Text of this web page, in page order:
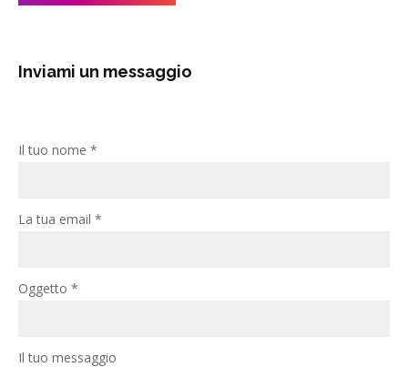
Inviami un messaggio
Il tuo nome *
La tua email *
Oggetto *
Il tuo messaggio